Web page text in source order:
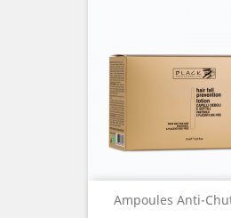
Ampoules Anti-